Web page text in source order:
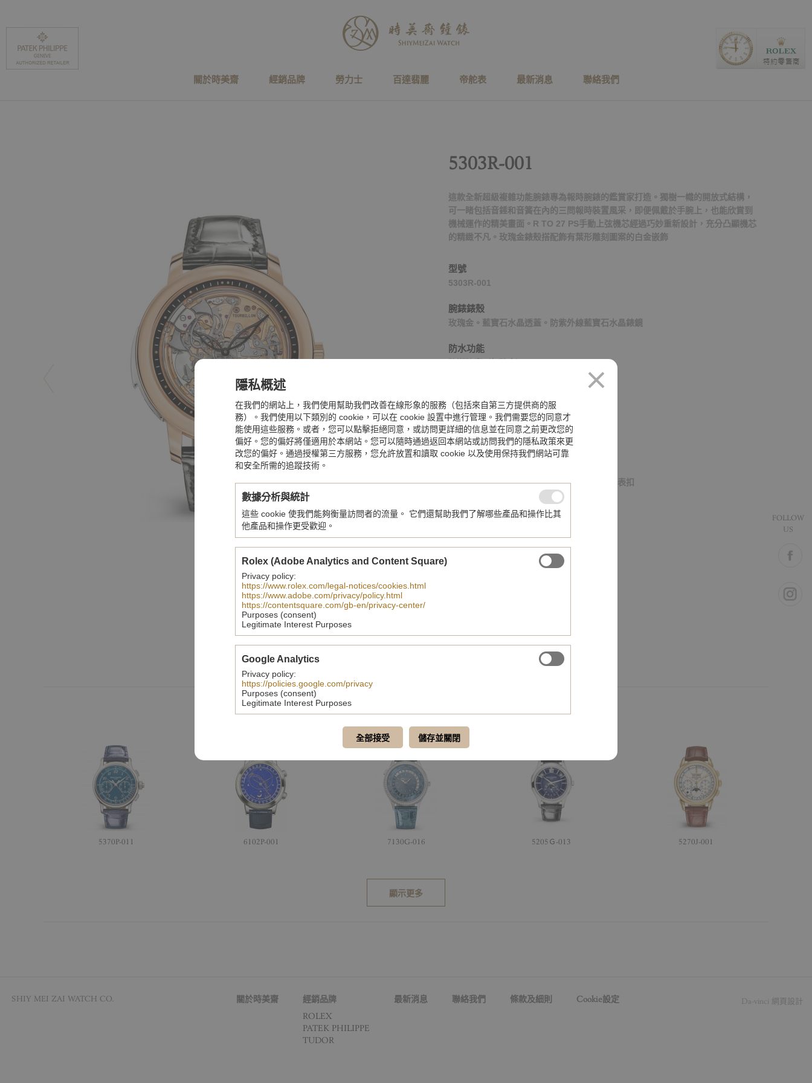
關於時美齋 經銷品牌 勞力士 百達翡麗 帝舵表 最新消息 聯絡我們
5303R-001
這款全新超級複雜功能腕錶專為報時腕錶的鑑賞家打造。獨樹一幟的開放式結構，
可一睹包括音錘和音簧在內的三問報時裝置風采，即便佩戴於手腕上，也能欣賞到
機械運作的精美畫面。R TO 27 PS手動上弦機芯經過巧妙重新設計，充分凸顯機芯
的精緻不凡。玫瑰金錶殼搭配飾有葉形雕刻圖案的白金嵌飾
型號
5303R-001
腕錶錶殼
玫瑰金。藍寶石水晶透蓋。防紫外線藍寶石水晶錶鏡
防水功能
手動上弦機械機芯
動力儲備
至少40小時-最多48小時
方形鱗紋鱷魚皮，手工縫製，亮黑色。折疊式表扣
錶面
認證
您可能也會喜歡
5370P-011 6102P-001 7130G-016 5205Ｇ-013 5270J-001
顯示更多
FOLLOW
US
隱私概述
在我們的網站上，我們使用幫助我們改善在線形象的服務（包括來自第三方提供商的服
務）。我們使用以下類別的 cookie，可以在 cookie 設置中進行管理。我們需要您的同意才
能使用這些服務。或者，您可以點擊拒絕同意，或訪問更詳細的信息並在同意之前更改您的
偏好。您的偏好將僅適用於本網站。您可以隨時通過返回本網站或訪問我們的隱私政策來更
改您的偏好。通過授權第三方服務，您允許放置和讀取 cookie 以及使用保持我們網站可靠
和安全所需的追蹤技術。
數據分析與統計
這些 cookie 使我們能夠衡量訪問者的流量。 它們還幫助我們了解哪些產品和操作比其
他產品和操作更受歡迎。
Rolex (Adobe Analytics and Content Square)
Privacy policy:
https://www.rolex.com/legal-notices/cookies.html
https://www.adobe.com/privacy/policy.html
https://contentsquare.com/gb-en/privacy-center/
Purposes (consent)
Legitimate Interest Purposes
Google Analytics
Privacy policy:
https://policies.google.com/privacy
Purposes (consent)
Legitimate Interest Purposes
全部接受 儲存並關閉
關於時美齋
經銷品牌
ROLEX
PATEK PHILIPPE
TUDOR
最新消息 聯絡我們 條款及細則 Cookie設定
© SHIY MEI ZAI WATCH CO. Da-vinci 網頁設計